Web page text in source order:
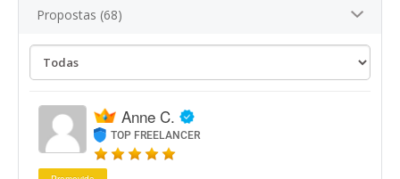
Propostas (68)
Anne C.
TOP FREELANCER